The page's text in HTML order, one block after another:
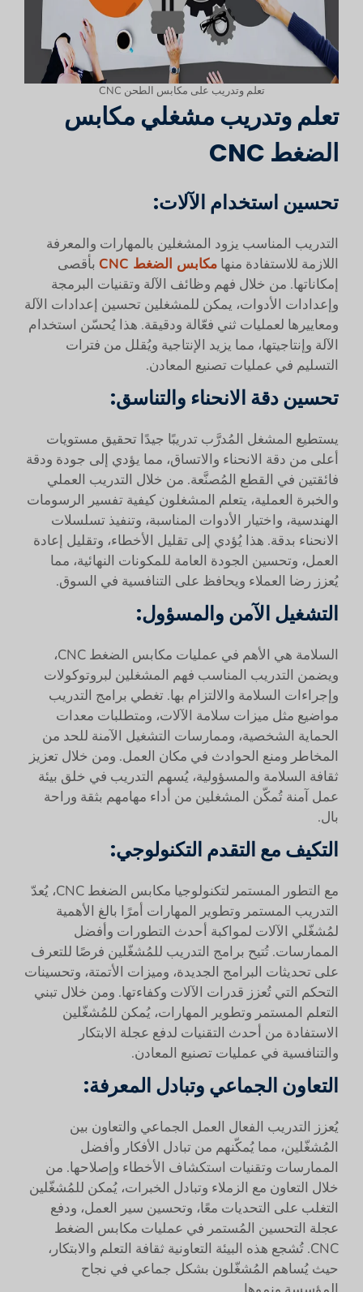
تعلم وتدريب على مكابس الطحن CNC
تعلم وتدريب مشغلي مكابس
الضغط CNC
تحسين استخدام الآلات:
التدريب المناسب يزود المشغلين بالمهارات والمعرفة
اللازمة للاستفادة منها مكابس الضغط CNC
بأقصى
إمكاناتها. من خلال فهم وظائف الآلة وتقنيات البرمجة
وإعدادات الأدوات، يمكن للمشغلين تحسين إعدادات الآلة
ومعاييرها لعمليات ثني فعّالة ودقيقة. هذا يُحسّن استخدام
الآلة وإنتاجيتها، مما يزيد الإنتاجية ويُقلل من فترات
التسليم في عمليات تصنيع المعادن.
تحسين دقة الانحناء والتناسق:
يستطيع المشغل المُدرَّب تدريبًا جيدًا تحقيق مستويات
أعلى من دقة الانحناء والاتساق، مما يؤدي إلى جودة ودقة
فائقتين في القطع المُصنَّعة. من خلال التدريب العملي
والخبرة العملية، يتعلم المشغلون كيفية تفسير الرسومات
الهندسية، واختيار الأدوات المناسبة، وتنفيذ تسلسلات
الانحناء بدقة. هذا يُؤدي إلى تقليل الأخطاء، وتقليل إعادة
العمل، وتحسين الجودة العامة للمكونات النهائية، مما
يُعزز رضا العملاء ويحافظ على التنافسية في السوق.
التشغيل الآمن والمسؤول:
السلامة هي الأهم في عمليات مكابس الضغط CNC،
ويضمن التدريب المناسب فهم المشغلين لبروتوكولات
وإجراءات السلامة والالتزام بها. تغطي برامج التدريب
مواضيع مثل ميزات سلامة الآلات، ومتطلبات معدات
الحماية الشخصية، وممارسات التشغيل الآمنة للحد من
المخاطر ومنع الحوادث في مكان العمل. ومن خلال تعزيز
ثقافة السلامة والمسؤولية، يُسهم التدريب في خلق بيئة
عمل آمنة تُمكّن المشغلين من أداء مهامهم بثقة وراحة
بال.
التكيف مع التقدم التكنولوجي:
مع التطور المستمر لتكنولوجيا مكابس الضغط CNC، يُعدّ
التدريب المستمر وتطوير المهارات أمرًا بالغ الأهمية
لمُشغّلي الآلات لمواكبة أحدث التطورات وأفضل
الممارسات. تُتيح برامج التدريب للمُشغّلين فرصًا للتعرف
على تحديثات البرامج الجديدة، وميزات الأتمتة، وتحسينات
التحكم التي تُعزز قدرات الآلات وكفاءتها. ومن خلال تبني
التعلم المستمر وتطوير المهارات، يُمكن للمُشغّلين
الاستفادة من أحدث التقنيات لدفع عجلة الابتكار
والتنافسية في عمليات تصنيع المعادن.
التعاون الجماعي وتبادل المعرفة:
يُعزز التدريب الفعال العمل الجماعي والتعاون بين
المُشغّلين، مما يُمكّنهم من تبادل الأفكار وأفضل
الممارسات وتقنيات استكشاف الأخطاء وإصلاحها. من
خلال التعاون مع الزملاء وتبادل الخبرات، يُمكن للمُشغّلين
التغلب على التحديات معًا، وتحسين سير العمل، ودفع
عجلة التحسين المُستمر في عمليات مكابس الضغط
CNC. تُشجع هذه البيئة التعاونية ثقافة التعلم والابتكار،
حيث يُساهم المُشغّلون بشكل جماعي في نجاح